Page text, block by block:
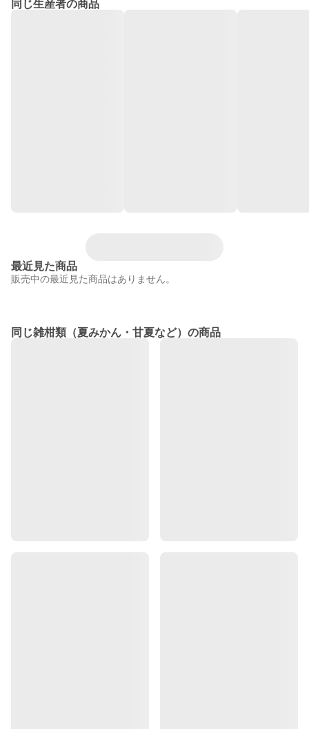
同じ生産者の商品
最近見た商品
販売中の最近見た商品はありません。
同じ雑柑類（夏みかん・甘夏など）の商品